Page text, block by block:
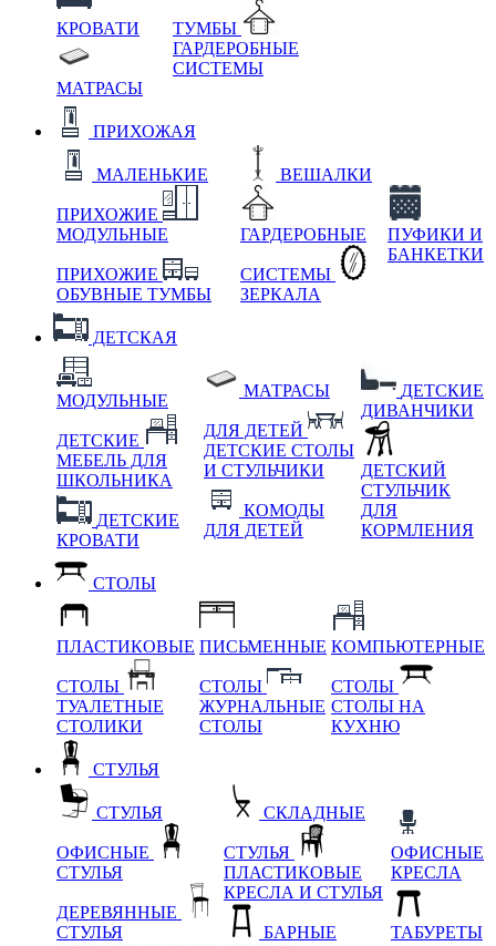
КРОВАТИ
МАТРАСЫ
ТУМБЫ
ГАРДЕРОБНЫЕ
СИСТЕМЫ
ПРИХОЖАЯ
МАЛЕНЬКИЕ
ПРИХОЖИЕ
МОДУЛЬНЫЕ
ПРИХОЖИЕ
ОБУВНЫЕ ТУМБЫ
ВЕШАЛКИ
ГАРДЕРОБНЫЕ
СИСТЕМЫ
ЗЕРКАЛА
ПУФИКИ И
БАНКЕТКИ
ДЕТСКАЯ
МОДУЛЬНЫЕ
ДЕТСКИЕ
МЕБЕЛЬ ДЛЯ
ШКОЛЬНИКА
ДЕТСКИЕ
КРОВАТИ
МАТРАСЫ
ДЛЯ ДЕТЕЙ
ДЕТСКИЕ СТОЛЫ
И СТУЛЬЧИКИ
КОМОДЫ
ДЛЯ ДЕТЕЙ
ДЕТСКИЕ
ДИВАНЧИКИ
ДЕТСКИЙ
СТУЛЬЧИК
ДЛЯ
КОРМЛЕНИЯ
СТОЛЫ
ПЛАСТИКОВЫЕ
СТОЛЫ
ТУАЛЕТНЫЕ
СТОЛИКИ
ПИСЬМЕННЫЕ
СТОЛЫ
ЖУРНАЛЬНЫЕ
СТОЛЫ
КОМПЬЮТЕРНЫЕ
СТОЛЫ
СТОЛЫ НА
КУХНЮ
СТУЛЬЯ
СТУЛЬЯ
ОФИСНЫЕ
СТУЛЬЯ
ДЕРЕВЯННЫЕ
СТУЛЬЯ
СКЛАДНЫЕ
СТУЛЬЯ
ПЛАСТИКОВЫЕ
КРЕСЛА И СТУЛЬЯ
БАРНЫЕ
ОФИСНЫЕ
КРЕСЛА
ТАБУРЕТЫ